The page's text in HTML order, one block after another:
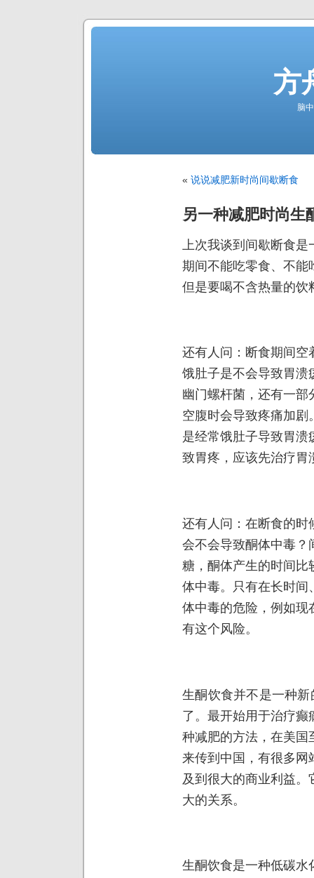
方
脑
« 说说减肥新时尚间歇断食
另一种减肥时尚生
上次我谈到间歇断食
期间不能吃零食、不能
但是要喝不含热量的饮
还有人问：断食期间空
饿肚子是不会导致胃溃
幽门螺杆菌，还有一
空腹时会导致疼痛加
是经常饿肚子导致胃
致胃疼，应该先治疗胃
还有人问：在断食的时
会不会导致酮体中毒？
糖，酮体产生的时间比
体中毒。只有在长时间
体中毒的危险，例如现
有这个风险。
生酮饮食并不是一种
了。最开始用于治疗
种减肥的方法，在美国
来传到中国，有很多网
及到很大的商业利益
大的关系。
生酮饮食是一种低碳水